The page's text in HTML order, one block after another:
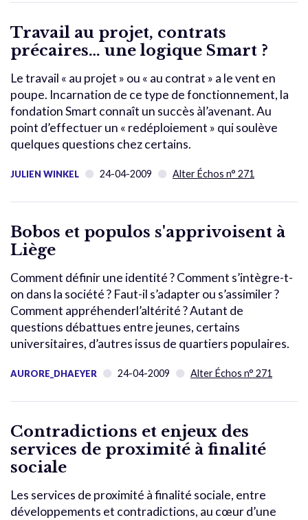
Travail au projet, contrats
précaires… une logique Smart ?
Le travail « au projet » ou « au contrat » a le vent en
poupe. Incarnation de ce type de fonctionnement, la
fondation Smart connaît un succès àl’avenant. Au
point d’effectuer un « redéploiement » qui soulève
quelques questions chez certains.
JULIEN WINKEL 24-04-2009 Alter Échos n° 271
Bobos et populos s'apprivoisent à
Liège
Comment définir une identité ? Comment s’intègre-t-
on dans la société ? Faut-il s’adapter ou s’assimiler ?
Comment appréhenderl’altérité ? Autant de
questions débattues entre jeunes, certains
universitaires, d’autres issus de quartiers populaires.
AURORE_DHAEYER 24-04-2009 Alter Échos n° 271
Contradictions et enjeux des
services de proximité à finalité
sociale
Les services de proximité à finalité sociale, entre
développements et contradictions, au cœur d’une